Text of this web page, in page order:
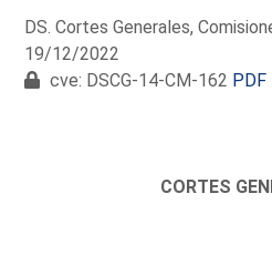
DS. Cortes Generales,
19/12/2022
cve: DSCG-14-CM-162 PDF
CORTES